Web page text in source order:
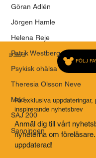
Göran Adlén
Jörgen Hamle
Helena Reje
Patrik Westberg
Psykisk ohälsa
Theresia Olsson Neve
Mod
SAJ 200
Sanningen
Saj Talarbyrå
FÖLJ
Få exklusiva
inspirerande nyhetsbrev
Anmäl dig till vårt
nyheterna om
uppdaterad!